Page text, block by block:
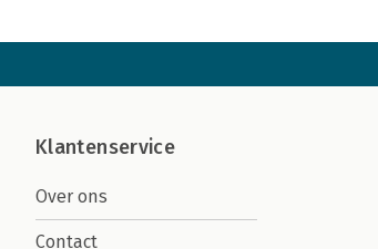
Klantenservice
Over ons
Contact